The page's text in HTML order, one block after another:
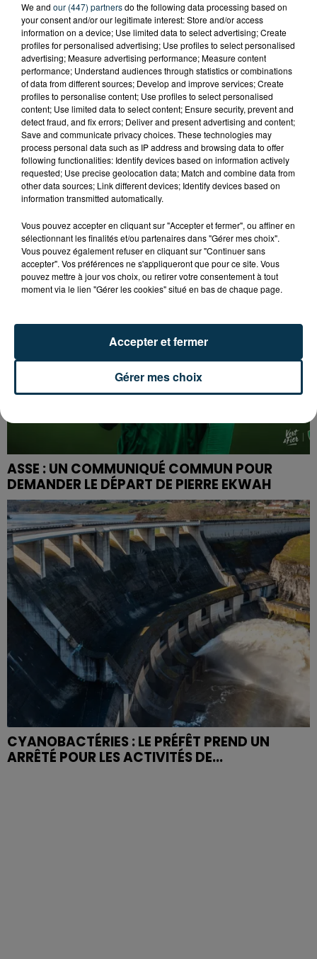
SAINT-ETIENNE : DÉPART DE FEU RUE ROGER
ASSE : UN COMMUNIQUÉ COMMUN POUR
DEMANDER LE DÉPART DE PIERRE EKWAH
CYANOBACTÉRIES : LE PRÉFÊT PREND UN
ARRÊTÉ POUR LES ACTIVITÉS DE...
We and our (447) partnersdo the following data processing based on
your consent and/or our legitimate interest: Store and/or access
information on a device; Use limited data to select advertising; Create
profiles for personalised advertising; Use profiles to select personalised
advertising; Measure advertising performance; Measure content
performance; Understand audiences through statistics or combinations
of data from different sources; Develop and improve services; Create
profiles to personalise content; Use profiles to select personalised
content; Use limited data to select content; Ensure security, prevent and
detect fraud, and fix errors; Deliver and present advertising and content;
Save and communicate privacy choices. These technologies may
process personal data such as IP address and browsing data to offer
following functionalities: Identify devices based on information actively
requested; Use precise geolocation data; Match and combine data from
other data sources; Link different devices; Identify devices based on
information transmitted automatically.
Vous pouvez accepter en cliquant sur "Accepter et fermer", ou affiner en
sélectionnant les finalités et/ou partenaires dans "Gérer mes choix".
Vous pouvez également refuser en cliquant sur "Continuer sans
accepter". Vos préférences ne s'appliqueront que pour ce site. Vous
pouvez mettre à jour vos choix, ou retirer votre consentement à tout
moment via le lien "Gérer les cookies" situé en bas de chaque page.
Gérer mes choix
Accepter et fermer